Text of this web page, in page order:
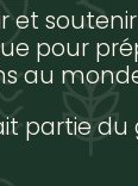
et
pour
au
partie